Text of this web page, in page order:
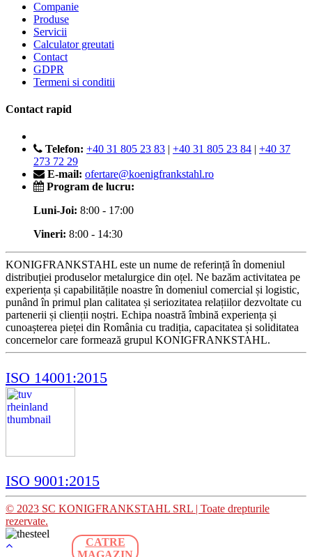
Companie
Produse
Servicii
Calculator greutati
Contact
GDPR
Termeni si conditii
Contact rapid
Telefon: +40 31 805 23 83 | +40 31 805 23 84 | +40 37
273 72 29
E-mail: ofertare@koenigfrankstahl.ro
Program de lucru:
Luni-Joi: 8:00 - 17:00
Vineri: 8:00 - 14:30
KONIGFRANKSTAHL este un nume de referință în domeniul
distribuției produselor metalurgice din oțel. Ne bazăm activitatea pe
experiența și capabilitățile noastre în domeniul comercial și logistic,
punând în primul plan calitatea și seriozitatea relațiilor dezvoltate cu
partenerii și clienții noștri. Echipa noastră îmbină experiența și
cunoașterea pieței din România cu tradiția, capacitatea și soliditatea
concernelor care formează grupul KONIGFRANKSTAHL.
ISO 14001:2015
ISO 9001:2015
© 2023 SC KONIGFRANKSTAHL SRL | Toate drepturile
rezervate.
CATRE
MAGAZIN